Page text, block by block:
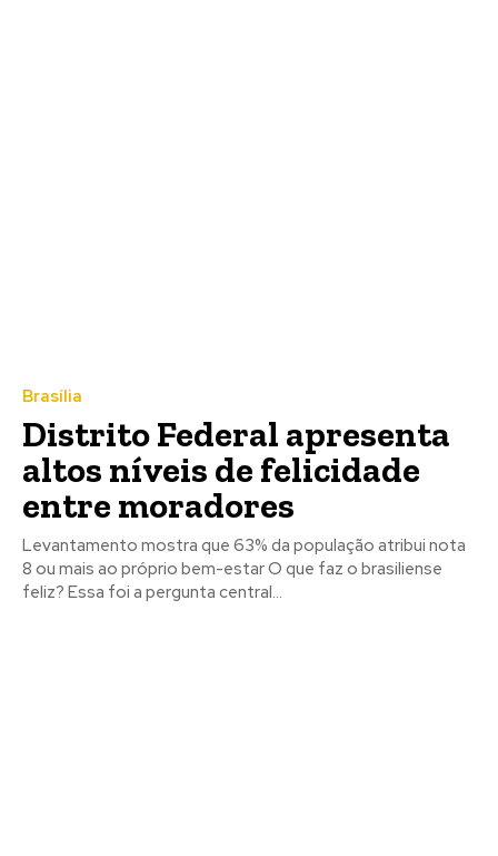
Brasília
Distrito Federal apresenta
altos níveis de felicidade
entre moradores
Levantamento mostra que 63% da população atribui nota
8 ou mais ao próprio bem-estar O que faz o brasiliense
feliz? Essa foi a pergunta central...